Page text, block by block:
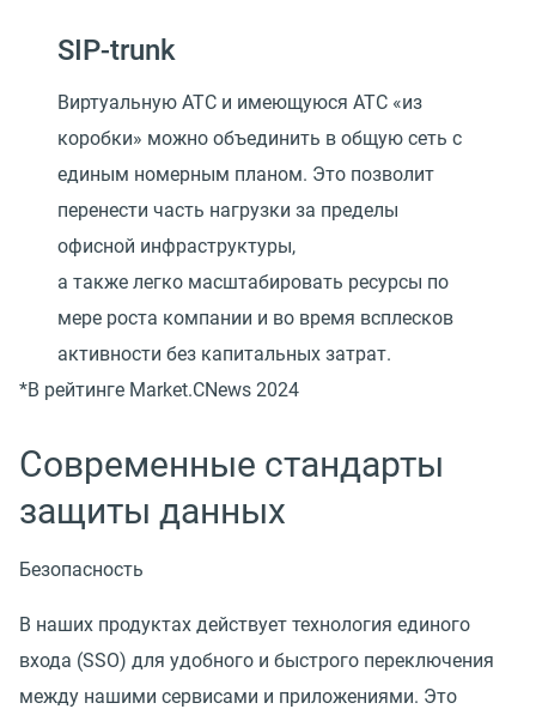
SIP-trunk
Виртуальную АТС и имеющуюся АТС «из
коробки» можно объединить в общую сеть с
единым номерным планом. Это позволит
перенести часть нагрузки за пределы
офисной инфраструктуры,
а также легко масштабировать ресурсы по
мере роста компании и во время всплесков
активности без капитальных затрат.
*В рейтинге Market.CNews 2024
Современные стандарты
защиты данных
Безопасность
В наших продуктах действует технология единого
входа (SSO) для удобного и быстрого переключения
между нашими сервисами и приложениями. Это